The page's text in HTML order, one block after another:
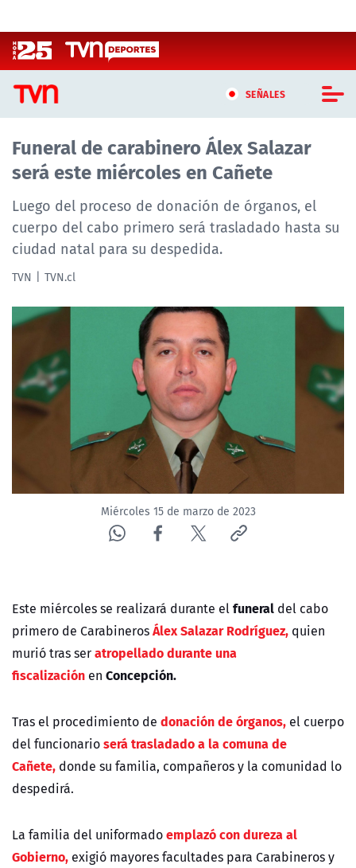
SEÑALES
CASTING MASTERCHEF CHILE
CASTING TVN VERTICAL
TVN VERTICAL
TVN PLAY
NTV
ACTUALIDAD Y TENDENCIAS
CORPORATIVO Y TRANSPARENCIA
CANAL DE DENUNCIAS
ÁREA DE PROYECTOS
Funeral de carabinero Álex Salazar
será este miércoles en Cañete
Luego del proceso de donación de órganos, el
cuerpo del cabo primero será trasladado hasta su
ciudad natal para su despedida.
TVN TVN.cl
Miércoles 15 de marzo de 2023
Este miércoles se realizará durante elfuneral del cabo
primero de CarabinerosÁlex Salazar Rodríguez, quien
murió tras seratropellado durante una
fiscalización en Concepción.
Tras el procedimiento de donación de órganos, el cuerpo
del funcionarioserá trasladado a la comuna de
Cañete, donde su familia, compañeros y la comunidad lo
despedirá.
La familia del uniformadoemplazó con dureza al
Gobierno, exigió mayores facultades para Carabineros y